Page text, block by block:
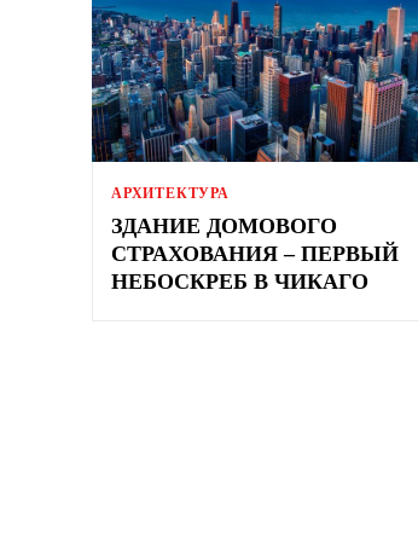
АРХИТЕКТУРА
ЗДАНИЕ ДОМОВОГО
СТРАХОВАНИЯ – ПЕРВЫЙ
НЕБОСКРЕБ В ЧИКАГО